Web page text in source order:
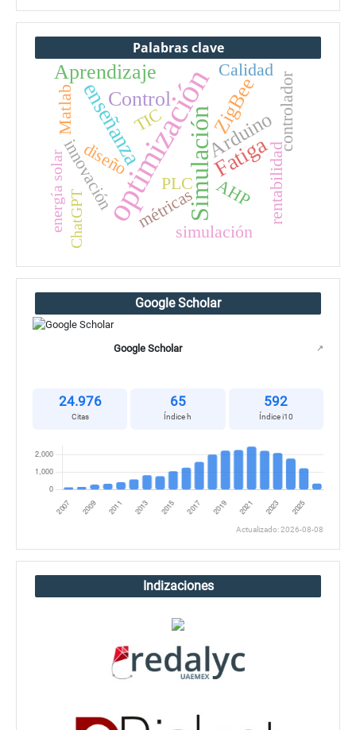
Palabras clave
optimización
SimulaciónFatiga
enseñanza Arduino
ZigBee
Aprendizaje
Control
métricas
TIC
innovación PLC rentabilidad
simulación
AHP
Matlab
diseño
controlador
Calidad
ChatGPT
energía solar
Google Scholar
Google Scholar ↗
24.976
Citas
65
Índice h
592
Índice i10
Actualizado: 2026-08-08
Indizaciones